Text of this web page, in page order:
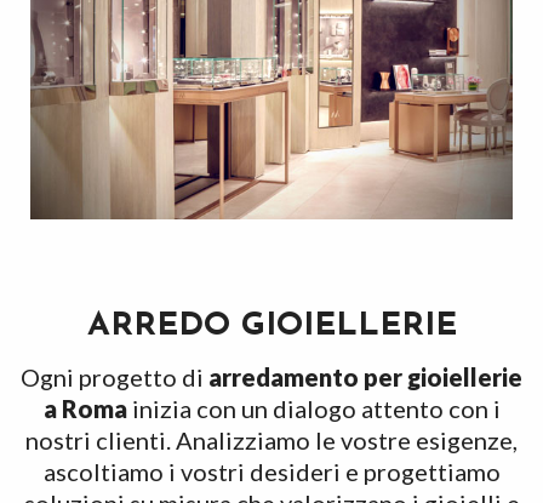
ARREDO GIOIELLERIE
Ogni progetto di arredamento per gioiellerie
a Romainizia con un dialogo attento con i
nostri clienti. Analizziamo le vostre esigenze,
ascoltiamo i vostri desideri e progettiamo